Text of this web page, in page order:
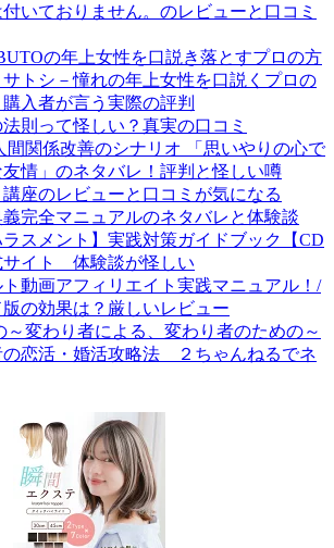
いておりません。のレビューと口コミ
の年上女性を口説き落とすプロの方
トシ－憧れの年上女性を口説くプロの
入者が言う実際の評判
則って怪しい？真実の口コミ
間関係改善のシナリオ 「思いやりの心で
情」のネタバレ！評判と怪しい噂
座のレビューと口コミが気になる
完全マニュアルのネタバレと体験談
ラスメント】実践対策ガイドブック【CD
サイト 体験談が怪しい
ト動画アフィリエイト実践マニュアル！/
の効果は？厳しいレビュー
～変わり者による、変わり者のための～
の恋活・婚活攻略法 ２ちゃんねるでネ